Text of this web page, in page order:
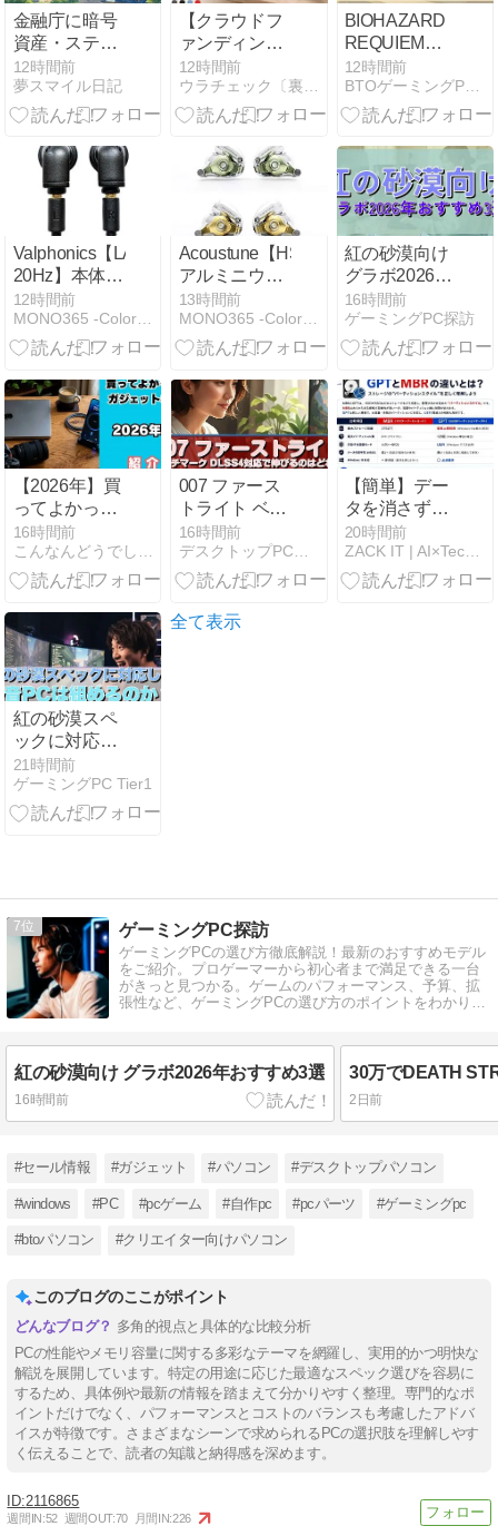
完結できる
「スマート・
カスタマイ
ズ」を特徴と
し、ホールエ
フェクト式ス
ティックやマ
イクロスイッ
チ、背面4ボ
タン、専用連
射ボタン
「TURBO-Z」
など、ゲーム
プレイを支え
る多彩な機能
を備えた有線
ー
金融庁に暗号
資産・ステー
ブルコイン課
が誕生
12時間前
夢スマイル日記
【クラウドフ
ァンディン
グ】スマホの
背面に貼るだ
けの高品質ミ
Mirror」がクラ
ウドファンデ
ィング開始
12時間前
BIOHAZARD
REQUIEM対
応ゲーミング
PC 30万円以
下で買える
12時間前
BTOゲーミングPCランキング
Valphonics【LANDER
20Hz】本体後
部にヘルムホ
ルツ共鳴器を
組み込むこと
しない開放型
でありながら
豊かな低域再
生を狙ったイ
ントラコンカ
型イヤホン
12時間前
MONO365 -Color your days-
Acoustune【HS2000Air】
アルミニウム
と樹脂を組み
合わせた新筐
体と、新開発
ー「ACT09」
により、力強
く精細なサウ
ンドと快適な
装着感を両立
した有線イヤ
ホン
13時間前
MONO365 -Color your days-
紅の砂漠向け
グラボ2026年
おすすめ3選
16時間前
ゲーミングPC探訪
【2026年】買
ってよかった
ガジェット8
選｜ブログ2
年目が選ぶ一
16時間前
007 ファース
トライト ベン
チマーク
DLSS4対応で
伸びるのはど
16時間前
デスクトップPCガイド
【簡単】デー
タを消さずに
MBRからGPT
へ変換する方
法！
20時間前
ZACK IT | AI×Techメディア
紅の砂漠スペ
ックに対応し
た 静音PCは
組めるのか？
21時間前
ゲーミングPC Tier1
全て表示
7 ゲーミングPC探訪
ゲーミングPCの選び方徹底解説！最新のおすすめモデル
をご紹介。プロゲーマーから初心者まで満足できる一台
がきっと見つかる。ゲームのパフォーマンス、予算、拡
張性など、ゲーミングPCの選び方のポイントをわかりや
紅の砂漠向け グラボ2026年おすすめ3選
16時間前 2日前
#セール情報 #ガジェット #パソコン #デスクトップパソコン
#windows #PC #pcゲーム #自作pc #pcパーツ #ゲーミングpc
#btoパソコン #クリエイター向けパソコン
このブログのここがポイント
多角的視点と具体的な比較分析
PCの性能やメモリ容量に関する多彩なテーマを網羅し、実用的かつ明快な
解説を展開しています。特定の用途に応じた最適なスペック選びを容易に
するため、具体例や最新の情報を踏まえて分かりやすく整理。専門的なポ
イントだけでなく、パフォーマンスとコストのバランスも考慮したアドバ
イスが特徴です。さまざまなシーンで求められるPCの選択肢を理解しやす
く伝えることで、読者の知識と納得感を深めます。
2116865
週間IN:52 週間OUT:70 月間IN:226